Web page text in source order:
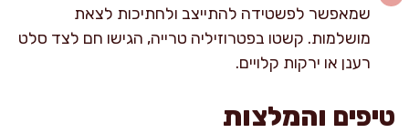
שמאפשר לפשטידה להתייצב ולחתיכות לצאת
מושלמות. קשטו בפטרוזיליה טרייה, הגישו חם לצד סלט
רענן או ירקות קלויים.
טיפים והמלצות